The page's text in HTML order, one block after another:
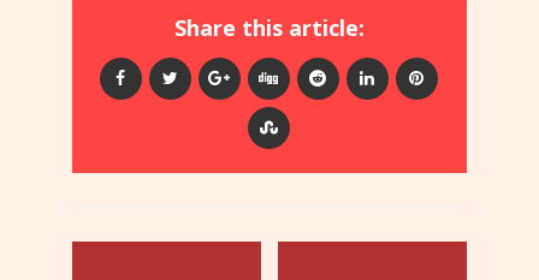
Share this article: